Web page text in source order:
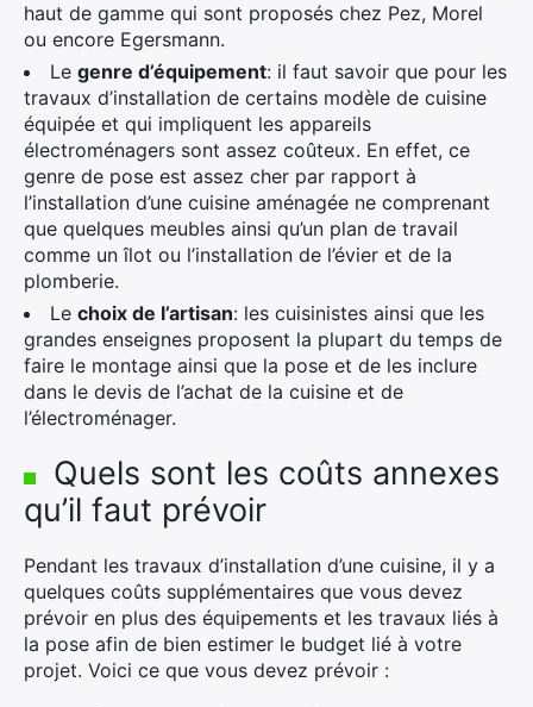
haut de gamme qui sont proposés chez Pez, Morel
ou encore Egersmann.
Le genre d’équipement: il faut savoir que pour les
travaux d’installation de certains modèle de cuisine
équipée et qui impliquent les appareils
électroménagers sont assez coûteux. En effet, ce
genre de pose est assez cher par rapport à
l’installation d’une cuisine aménagée ne comprenant
que quelques meubles ainsi qu’un plan de travail
comme un îlot ou l’installation de l’évier et de la
plomberie.
Le choix de l’artisan: les cuisinistes ainsi que les
grandes enseignes proposent la plupart du temps de
faire le montage ainsi que la pose et de les inclure
dans le devis de l’achat de la cuisine et de
l’électroménager.
Quels sont les coûts annexes
qu’il faut prévoir
Pendant les travaux d’installation d’une cuisine, il y a
quelques coûts supplémentaires que vous devez
prévoir en plus des équipements et les travaux liés à
la pose afin de bien estimer le budget lié à votre
projet. Voici ce que vous devez prévoir :